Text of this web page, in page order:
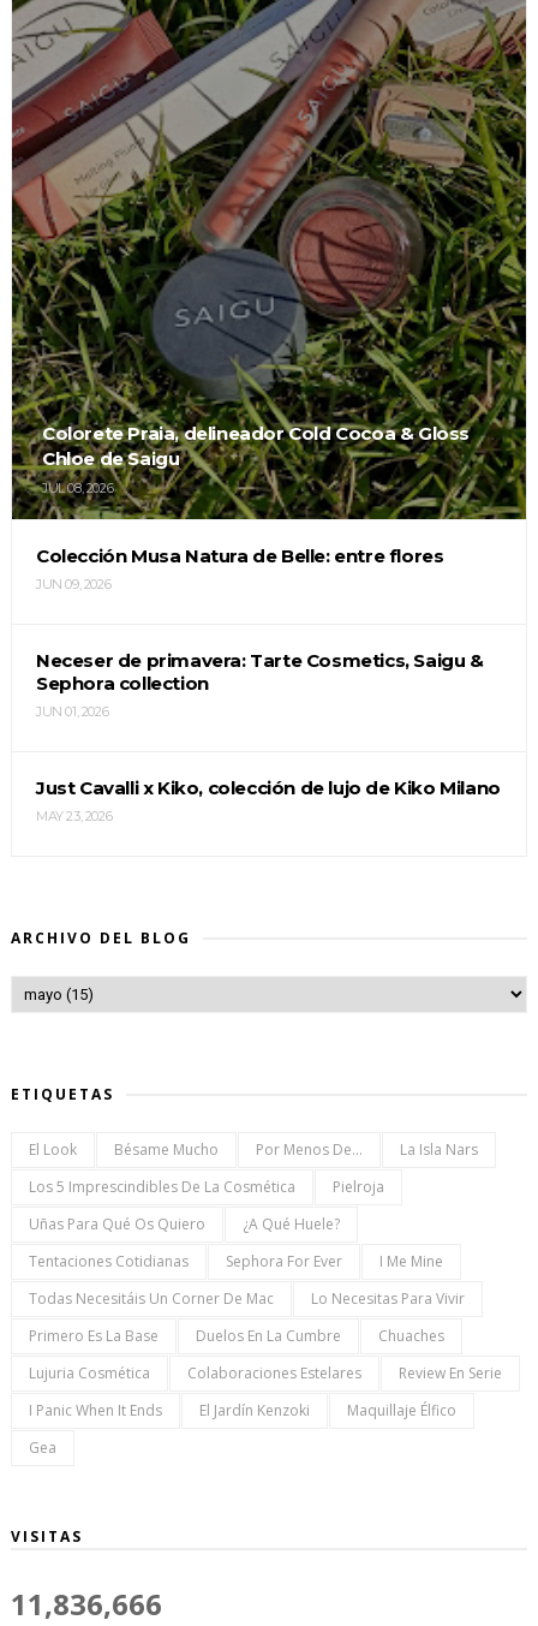
Colorete Praia, delineador Cold Cocoa & Gloss
Chloe de Saigu
JUL 08, 2026
Colección Musa Natura de Belle: entre flores
JUN 09, 2026
Neceser de primavera: Tarte Cosmetics, Saigu &
Sephora collection
JUN 01, 2026
Just Cavalli x Kiko, colección de lujo de Kiko Milano
MAY 23, 2026
ARCHIVO DEL BLOG
ETIQUETAS
El Look Bésame Mucho Por Menos De...
La Isla Nars
Los 5 Imprescindibles De La Cosmética
Pielroja
Uñas Para Qué Os Quiero
¿a Qué Huele?
Tentaciones Cotidianas
Sephora For Ever
I Me Mine
Todas Necesitáis Un Corner De Mac
Lo Necesitas Para Vivir
Primero Es La Base
Duelos En La Cumbre
Chuaches
Lujuria Cosmética
Colaboraciones Estelares
Review En Serie
I Panic When It Ends
El Jardín Kenzoki
Maquillaje Élfico
Gea
VISITAS
11,836,666